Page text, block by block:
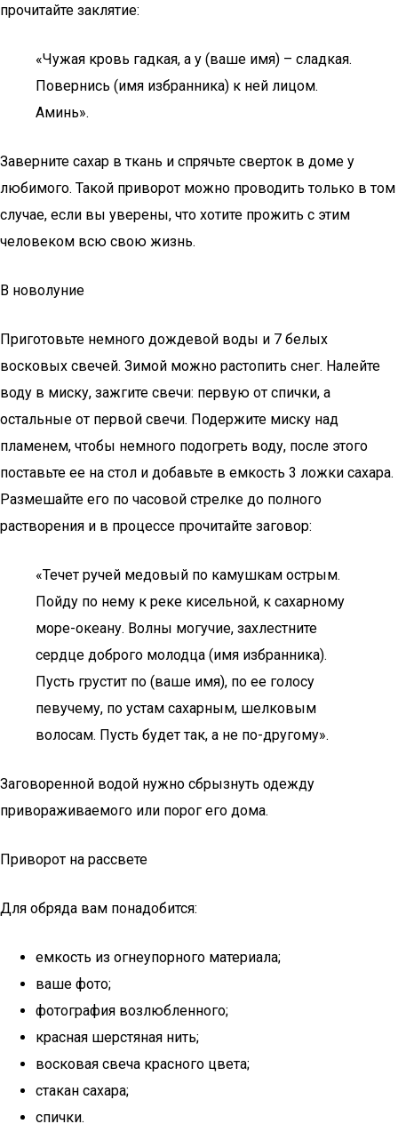
прочитайте заклятие:
«Чужая кровь гадкая, а у (ваше имя) – сладкая.
Повернись (имя избранника) к ней лицом.
Аминь».
Заверните сахар в ткань и спрячьте сверток в доме у
любимого. Такой приворот можно проводить только в том
случае, если вы уверены, что хотите прожить с этим
человеком всю свою жизнь.
В новолуние
Приготовьте немного дождевой воды и 7 белых
восковых свечей. Зимой можно растопить снег. Налейте
воду в миску, зажгите свечи: первую от спички, а
остальные от первой свечи. Подержите миску над
пламенем, чтобы немного подогреть воду, после этого
поставьте ее на стол и добавьте в емкость 3 ложки сахара.
Размешайте его по часовой стрелке до полного
растворения и в процессе прочитайте заговор:
«Течет ручей медовый по камушкам острым.
Пойду по нему к реке кисельной, к сахарному
море-океану. Волны могучие, захлестните
сердце доброго молодца (имя избранника).
Пусть грустит по (ваше имя), по ее голосу
певучему, по устам сахарным, шелковым
волосам. Пусть будет так, а не по-другому».
Заговоренной водой нужно сбрызнуть одежду
привораживаемого или порог его дома.
Приворот на рассвете
Для обряда вам понадобится:
емкость из огнеупорного материала;
ваше фото;
фотография возлюбленного;
красная шерстяная нить;
восковая свеча красного цвета;
стакан сахара;
спички.